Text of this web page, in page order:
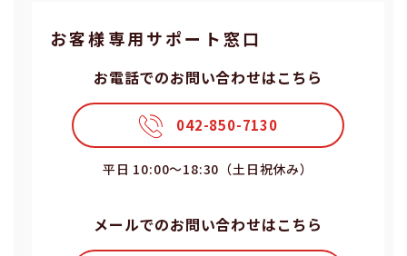
お客様専⽤サポート窓⼝
お電話でのお問い合わせはこちら
042-850-7130
平⽇ 10:00〜18:30（⼟⽇祝休み）
メールでのお問い合わせはこちら